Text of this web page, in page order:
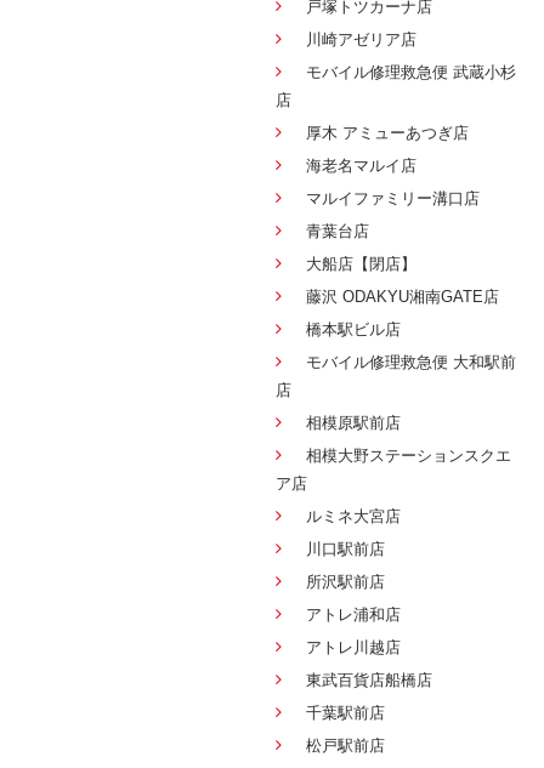
戸塚トツカーナ店
川崎アゼリア店
モバイル修理救急便 武蔵小杉
店
厚木 アミューあつぎ店
海老名マルイ店
マルイファミリー溝口店
青葉台店
大船店【閉店】
藤沢 ODAKYU湘南GATE店
橋本駅ビル店
モバイル修理救急便 大和駅前
店
相模原駅前店
相模大野ステーションスクエ
ア店
ルミネ大宮店
川口駅前店
所沢駅前店
アトレ浦和店
アトレ川越店
東武百貨店船橋店
千葉駅前店
松戸駅前店